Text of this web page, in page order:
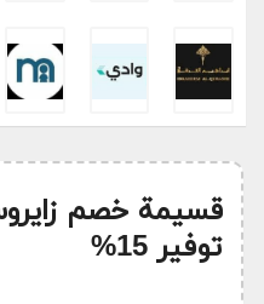
قسيمة خصم
توفير 15%